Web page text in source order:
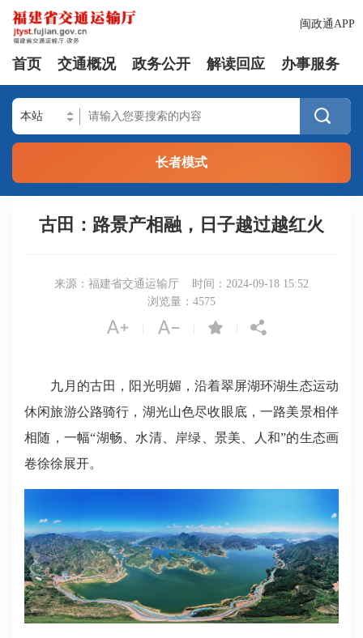
闽政通APP
首页 交通概况 政务公开 解读回应 办事服务

长者模式
古田：路景产相融，日子越过越红火
来源：福建省交通运输厅
时间：2024-09-18 15:52
浏览量： 4575
   
九月的古田，阳光明媚，沿着翠屏湖环湖生态运动
休闲旅游公路骑行，湖光山色尽收眼底，一路美景相伴
相随，一幅“湖畅、水清、岸绿、景美、人和”的生态画
卷徐徐展开。